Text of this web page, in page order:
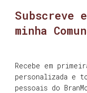
Subscreve
minha
Recebe em
personalizada e
pessoais do